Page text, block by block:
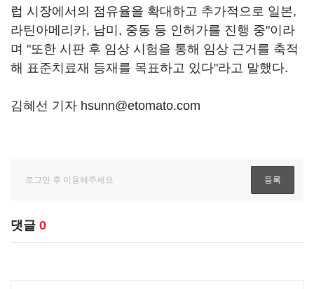
럽 시장에서의 점유율을 확대하고 추가적으로 일본,
라틴아메리카, 남미, 중동 등 인허가를 진행 중"이라
며 "또한 시판 후 임상 시험을 통해 임상 근거를 축적
해 표준치료재 등재를 목표하고 있다"라고 말했다.
김혜선 기자 hsunn@etomato.com
댓글 0